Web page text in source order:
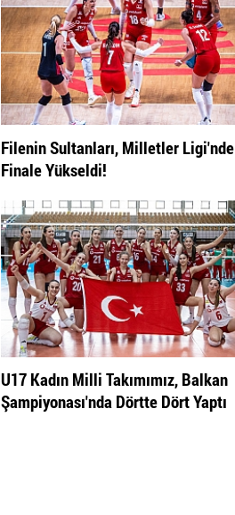
Filenin Sultanları, Milletler Ligi'nde
Finale Yükseldi!
U17 Kadın Milli Takımımız, Balkan
Şampiyonası'nda Dörtte Dört Yaptı